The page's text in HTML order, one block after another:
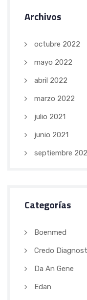
Archivos
octubre 2022
mayo 2022
abril 2022
marzo 2022
julio 2021
junio 2021
septiembre
Categorías
Boenmed
Credo
Da An Gene
Edan